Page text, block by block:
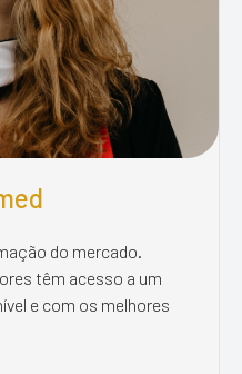
do mercado.
têm acesso a um
e com os melhores